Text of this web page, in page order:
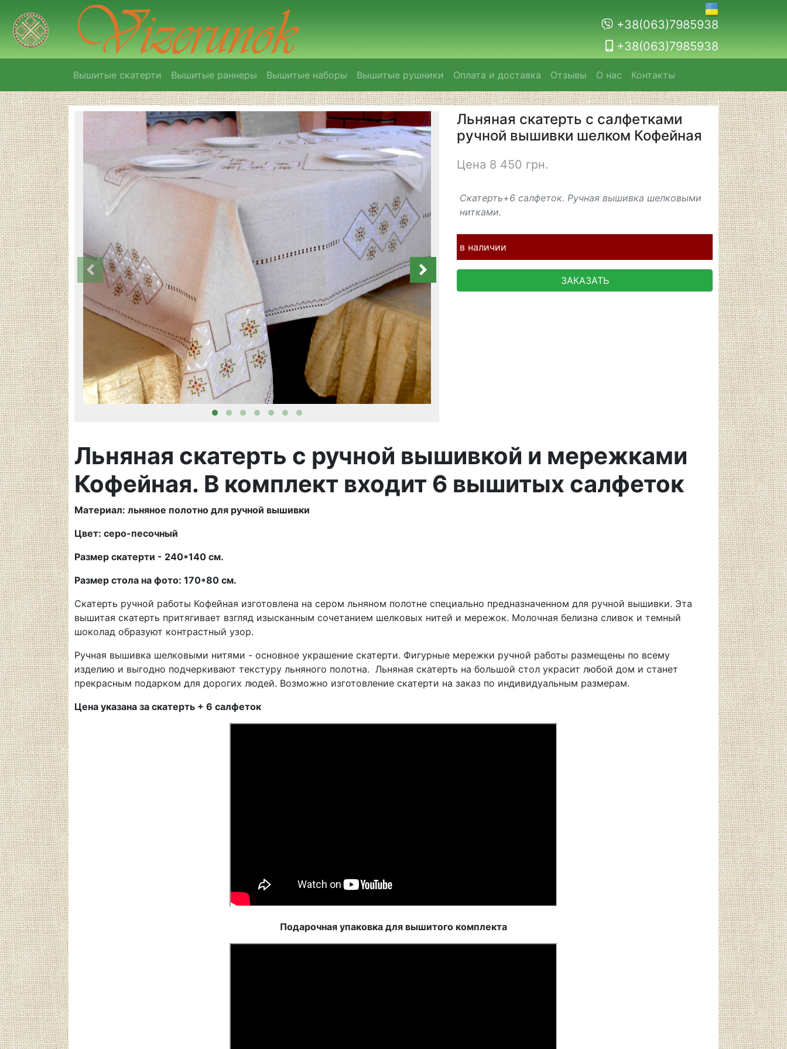
+38(063)7985938
+38(063)7985938
Вышитые скатерти Вышитые раннеры Вышитые наборы Вышитые рушники Оплата и доставка Отзывы О нас Контакты
Льняная скатерть с салфетками
ручной вышивки шелком Кофейная
Цена 8 450 грн.
Скатерть+6 салфеток. Ручная вышивка шелковыми
нитками.
в наличии
ЗАКАЗАТЬ
Льняная скатерть с ручной вышивкой и мережками
Кофейная. В комплект входит 6 вышитых салфеток
Материал: льняное полотно для ручной вышивки
Цвет: серо-песочный
Размер скатерти - 240*140 см.
Размер стола на фото: 170*80 см.
Скатерть ручной работы Кофейная изготовлена ​​на сером льняном полотне специально предназначенном для ручной вышивки. Эта
вышитая скатерть притягивает взгляд изысканным сочетанием шелковых нитей и мережок. Молочная белизна сливок и темный
шоколад образуют контрастный узор.
Ручная вышивка шелковыми нитями - основное украшение скатерти. Фигурные мережки ручной работы размещены по всему
изделию и выгодно подчеркивают текстуру льняного полотна. Льняная скатерть на большой стол украсит любой дом и станет
прекрасным подарком для дорогих людей. Возможно изготовление скатерти на заказ по индивидуальным размерам.
Цена указана за скатерть + 6 салфеток
Подарочная упаковка для вышитого комплекта